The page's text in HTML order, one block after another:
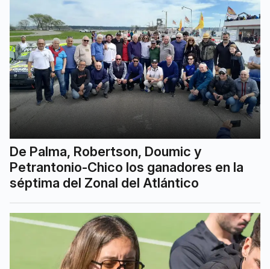
De Palma, Robertson, Doumic y
Petrantonio-Chico los ganadores en la
séptima del Zonal del Atlántico